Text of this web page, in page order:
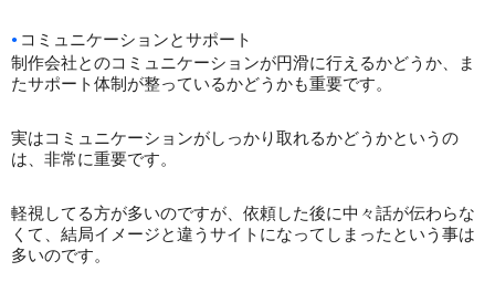
コミュニケーションとサポート
制作会社とのコミュニケーションが円滑に行えるかどうか、ま
たサポート体制が整っているかどうかも重要です。
実はコミュニケーションがしっかり取れるかどうかというの
は、非常に重要です。
軽視してる方が多いのですが、依頼した後に中々話が伝わらな
くて、結局イメージと違うサイトになってしまったという事は
多いのです。